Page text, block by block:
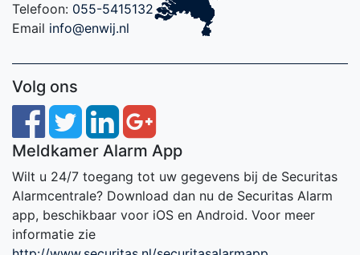
Telefoon: 055-5415132
Email info@enwij.nl
Volg ons
Meldkamer Alarm App
Wilt u 24/7 toegang tot uw gegevens bij de Securitas
Alarmcentrale? Download dan nu de Securitas Alarm
app, beschikbaar voor iOS en Android. Voor meer
informatie zie